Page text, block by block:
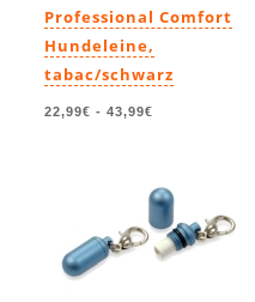
Professional Comfort
Hundeleine,
tabac/schwarz
22,99€ - 43,99€